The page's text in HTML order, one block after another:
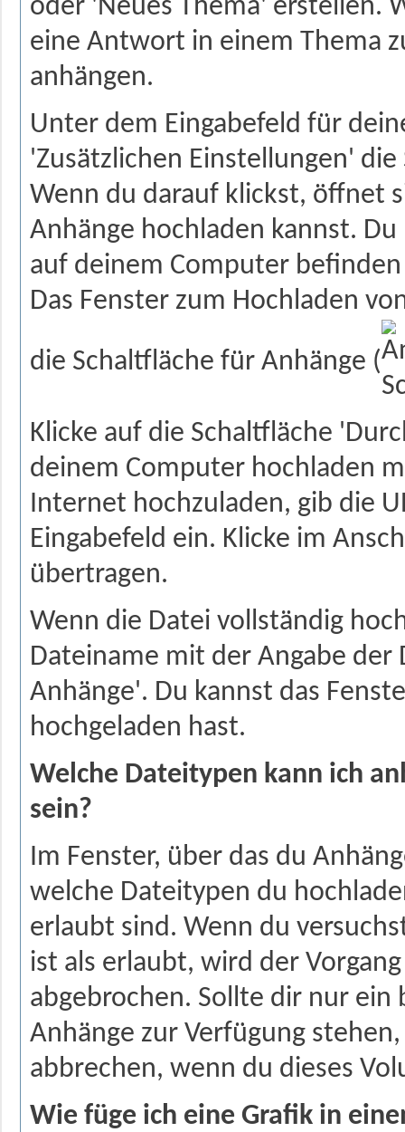
oder 'Neues Thema' erstellen.
eine Antwort in einem Thema
anhängen.
Unter dem Eingabefeld für
'Zusätzlichen Einstellungen'
Wenn du darauf klickst, öffnet
Anhänge hochladen kannst.
auf deinem Computer
Das Fenster zum Hochladen
die Schaltfläche für Anhänge (
Klicke auf die Schaltfläche
deinem Computer hochladen
Internet hochzuladen, gib die
Eingabefeld ein. Klicke im
übertragen.
Wenn die Datei vollständig
Dateiname mit der Angabe
Anhänge'. Du kannst das
hochgeladen hast.
Welche Dateitypen kann ich
sein?
Im Fenster, über das du
welche Dateitypen du
erlaubt sind. Wenn du
ist als erlaubt, wird der
abgebrochen. Sollte dir nur
Anhänge zur Verfügung
abbrechen, wenn du dieses
Wie füge ich eine Grafik in